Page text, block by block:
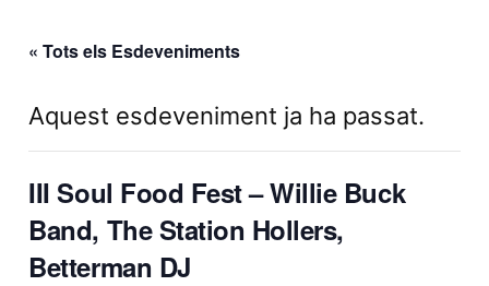
« Tots els Esdeveniments
Aquest esdeveniment ja ha passat.
III Soul Food Fest – Willie Buck
Band, The Station Hollers,
Betterman DJ